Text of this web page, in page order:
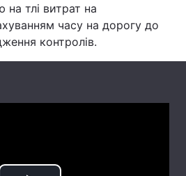
на тлі витрат на
часу на дорогу до
контролів.